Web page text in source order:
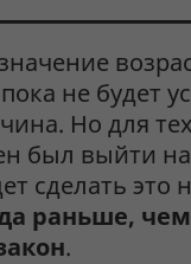
не будет
Но для
был выйти
сделать это
раньше,
.